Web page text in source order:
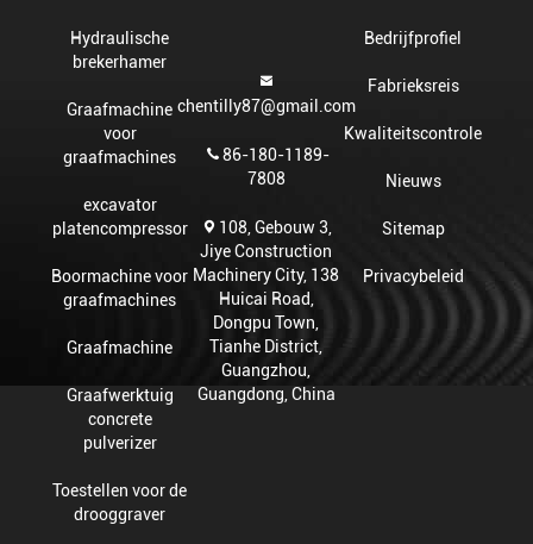
Hydraulische
brekerhamer
Graafmachine
voor
graafmachines
excavator
platencompressor
Boormachine voor
graafmachines
Graafmachine
Graafwerktuig
concrete
pulverizer
Toestellen voor de
drooggraver
chentilly87@gmail.com
86-180-1189-
7808
108, Gebouw 3,
Jiye Construction
Machinery City, 138
Huicai Road,
Dongpu Town,
Tianhe District,
Guangzhou,
Guangdong, China
Bedrijfprofiel
Fabrieksreis
Kwaliteitscontrole
Nieuws
Sitemap
Privacybeleid